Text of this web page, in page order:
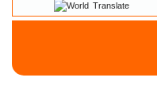
Translate